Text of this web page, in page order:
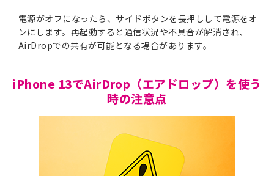
電源がオフになったら、サイドボタンを長押しして電源をオ
ンにします。再起動すると通信状況や不具合が解消され、
AirDropでの共有が可能となる場合があります。
iPhone 13でAirDrop（エアドロップ）を使う
時の注意点